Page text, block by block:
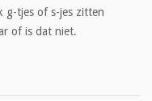
g-tjes of s-jes zitten
of is dat niet.